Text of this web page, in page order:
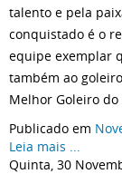
talento e pela
conquistado é o
equipe exemplar
também ao
Melhor Goleiro do
Publicado em
Leia mais ...
Quinta, 30